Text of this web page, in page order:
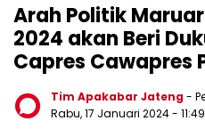
Arah Politik
2024 akan Beri
Capres Cawapres
Tim Apakabar Jateng-
Rabu, 17 Januari 2024 -